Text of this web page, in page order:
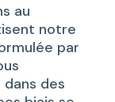
au
notre
par
des